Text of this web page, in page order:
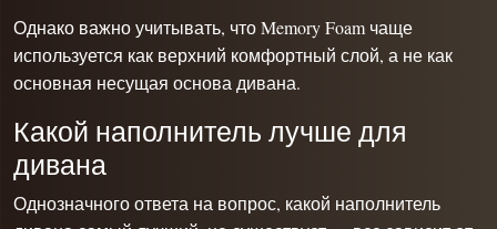
Однако важно учитывать, что Memory Foam чаще
используется как верхний комфортный слой, а не как
основная несущая основа дивана.
Какой наполнитель лучше для
дивана
Однозначного ответа на вопрос, какой наполнитель